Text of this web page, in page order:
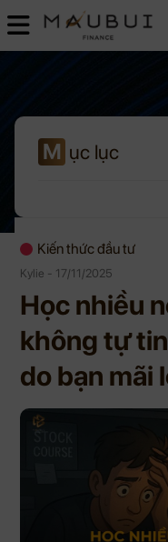
M ục lục
Kiến thức đầu tư
Kylie - 17/11/2025
Học nhiều
không tự
do bạn mãi